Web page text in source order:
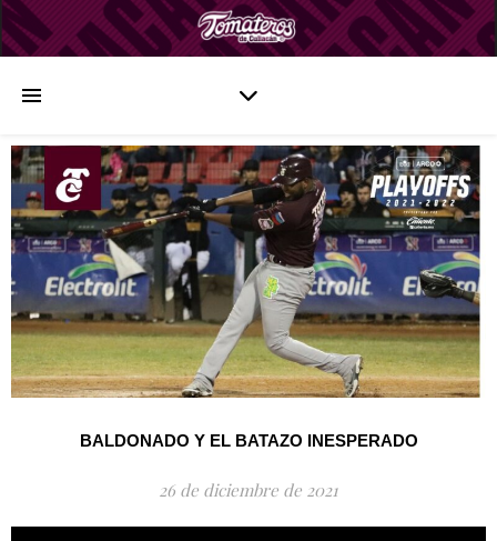
BALDONADO Y EL BATAZO INESPERADO
26 de diciembre de 2021